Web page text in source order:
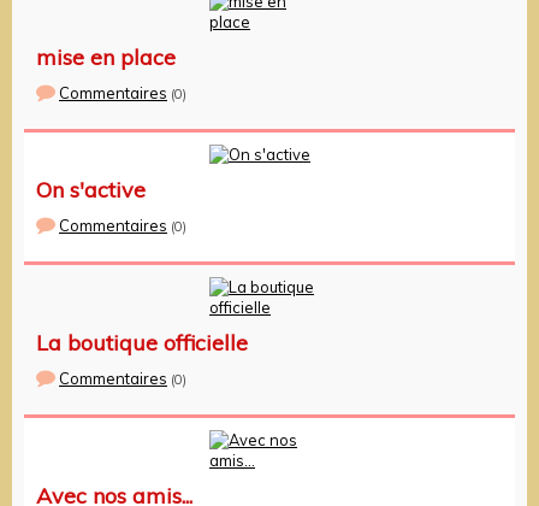
mise en place
Commentaires (0)
On s'active
Commentaires (0)
La boutique officielle
Commentaires (0)
Avec nos amis...